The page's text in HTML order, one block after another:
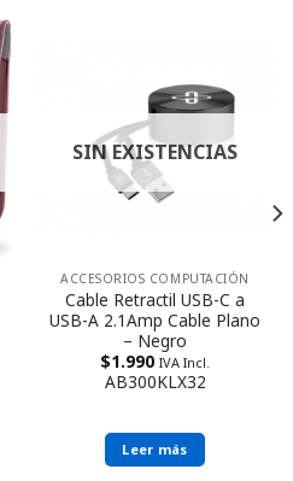
SIN EXISTENCIAS
ACCESORIOS COMPUTACIÓN
Cable Retractil USB-C a
USB-A 2.1Amp Cable Plano
– Negro
$1.990 IVA Incl.
AB300KLX32
Leer más